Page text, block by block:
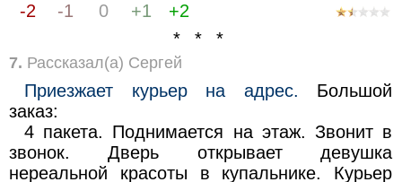
-2
-1 0 +1
+2
* * *
7. Рассказал(а) Сергей
Приезжает курьер на адрес. Большой
заказ:
4 пакета. Поднимается на этаж. Звонит в
звонок. Дверь открывает девушка
нереальной красоты в купальнике. Курьер